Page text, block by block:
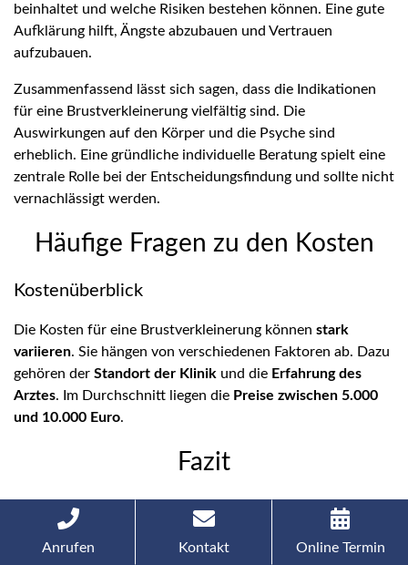
beinhaltet und welche Risiken bestehen können. Eine gute
Aufklärung hilft, Ängste abzubauen und Vertrauen
aufzubauen.
Zusammenfassend lässt sich sagen, dass die Indikationen
für eine Brustverkleinerung vielfältig sind. Die
Auswirkungen auf den Körper und die Psyche sind
erheblich. Eine gründliche individuelle Beratung spielt eine
zentrale Rolle bei der Entscheidungsfindung und sollte nicht
vernachlässigt werden.
Häufige Fragen zu den Kosten
Kostenüberblick
Die Kosten für eine Brustverkleinerung können stark
variieren. Sie hängen von verschiedenen Faktoren ab. Dazu
gehören der Standort der Klinik und die Erfahrung des
Arztes. Im Durchschnitt liegen die Preise zwischen 5.000
und 10.000 Euro.
Fazit
Die Brustverkleinerung ist ein bedeutender Eingriff für viele
Frauen. Die
Kosten variieren je nach Klinik
und Umfang
des Eingriffs. Dabei spielen auch die Technik und die
Anrufen Kontakt Online Termin